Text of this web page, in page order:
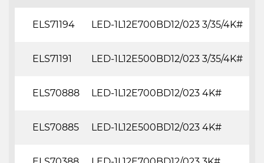
ELS71194 LED-1L12E700BD12/023 3/35/4K#
ELS71191 LED-1L12E500BD12/023 3/35/4K#
ELS70888 LED-1L12E700BD12/023 4K#
ELS70885 LED-1L12E500BD12/023 4K#